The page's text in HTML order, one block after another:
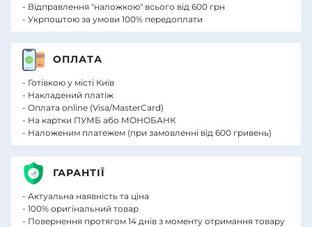
- Відправлення "наложкою" всього від 600 грн
- Укрпоштою за умови 100% передоплати
ОПЛАТА
- Готівкою у місті Київ
- Накладений платіж
- Оплата online (Visa/MasterCard)
- На картки ПУМБ або МОНОБАНК
- Наложеним платежем (при замовленні від 600 гривень)
ГАРАНТІЇ
- Актуальна наявність та ціна
- 100% оригінальний товар
- Повернення протягом 14 днів з моменту отримання товару